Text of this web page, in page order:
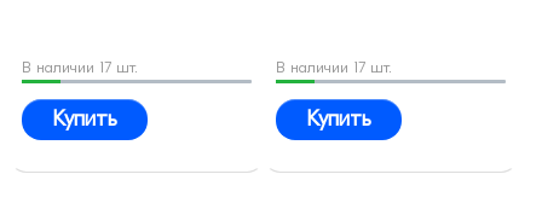
В наличии 17 шт.
Купить
В наличии 17 шт.
Купить